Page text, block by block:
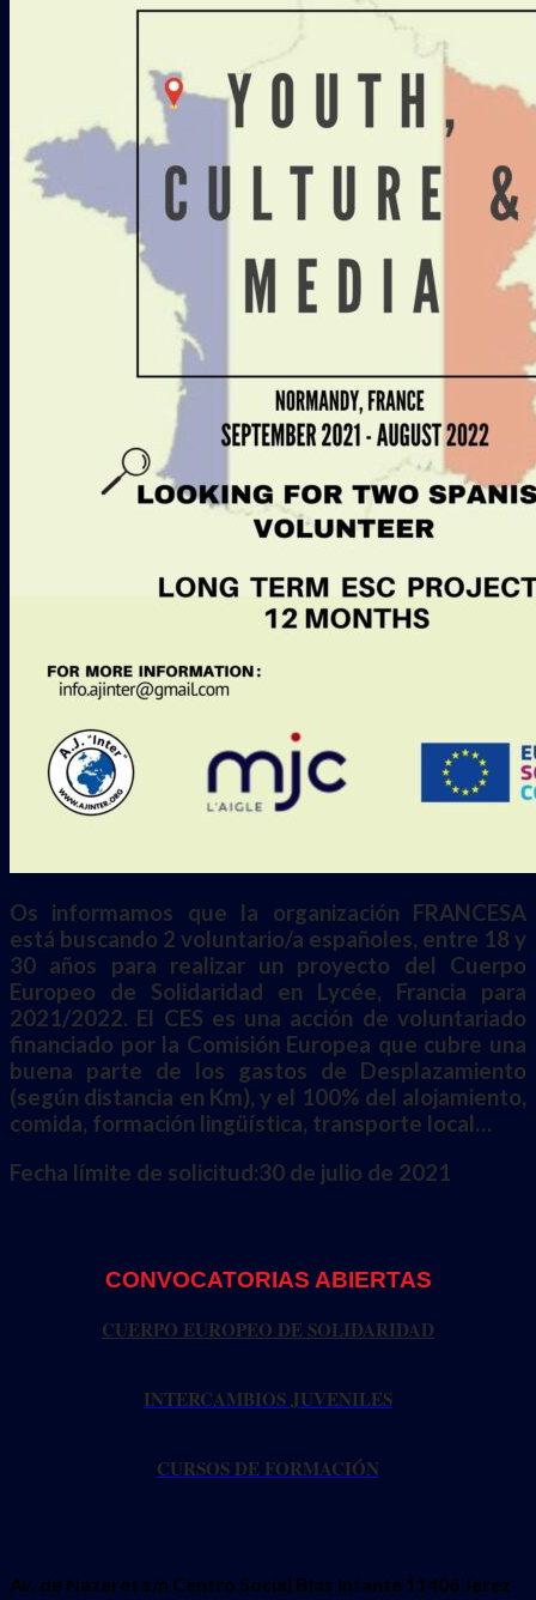
Os informamos que la organización FRANCESA
está buscando 2 voluntario/a españoles, entre 18 y
30 años para realizar un proyecto del Cuerpo
Europeo de Solidaridad en Lycée, Francia para
2021/2022. El CES es una acción de voluntariado
financiado por la Comisión Europea que cubre una
buena parte de los gastos de Desplazamiento
(según distancia en Km), y el 100% del alojamiento,
comida, formación lingüística, transporte local…
Fecha límite de solicitud:30 de julio de 2021
CONVOCATORIAS ABIERTAS
CUERPO EUROPEO DE SOLIDARIDAD
INTERCAMBIOS JUVENILES
CURSOS DE FORMACIÓN
Av. de Nazaret s/n Centro Social Blas Infante 11406 Jerez